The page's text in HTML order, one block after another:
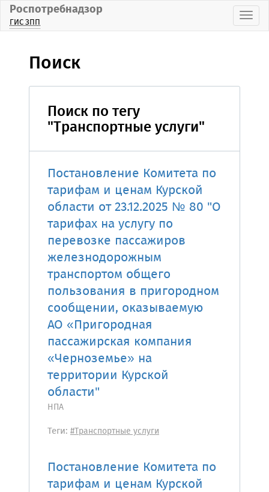
Роспотребнадзор
ГИС ЗПП
Поиск
Поиск по тегу
"Транспортные услуги"
Постановление Комитета по
тарифам и ценам Курской
области от 23.12.2025 № 80 "О
тарифах на услугу по
перевозке пассажиров
железнодорожным
транспортом общего
пользования в пригородном
сообщении, оказываемую
АО «Пригородная
пассажирская компания
«Черноземье» на
территории Курской
области"
НПА
Теги: #Транспортные услуги
Постановление Комитета по
тарифам и ценам Курской